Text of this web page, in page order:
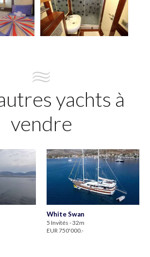
yachts à
vendre
White Swan
5 Invités - 32m
EUR 750'000.-